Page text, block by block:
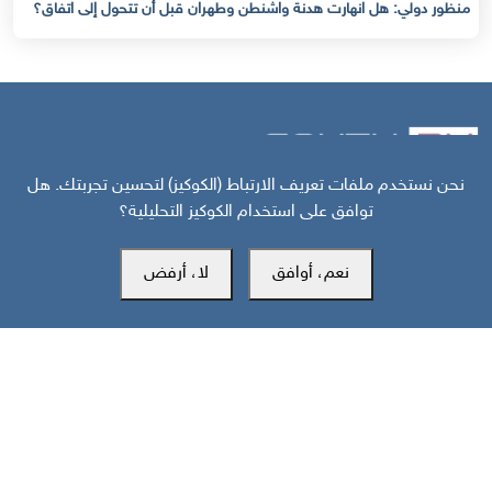
منظور دولي: هل انهارت هدنة واشنطن وطهران قبل أن تتحول إلى اتفاق؟
مكتب عدن
نحن نستخدم ملفات تعريف الارتباط (الكوكيز) لتحسين تجربتك. هل
توافق على استخدام الكوكيز التحليلية؟
نعم، أوافق لا، أرفض